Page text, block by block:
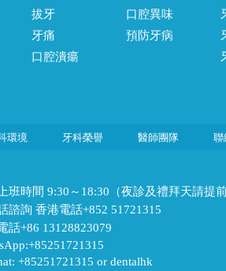
拔牙
牙痛
口腔潰瘍
口腔異味
預防牙病
環境 牙科榮譽 醫師團隊 聯
班時間 9:30～18:30（夜診及禮拜天請提
諮詢 香港電話+852 51721315
話+86 13128823079
+85251721315 or dentalhk